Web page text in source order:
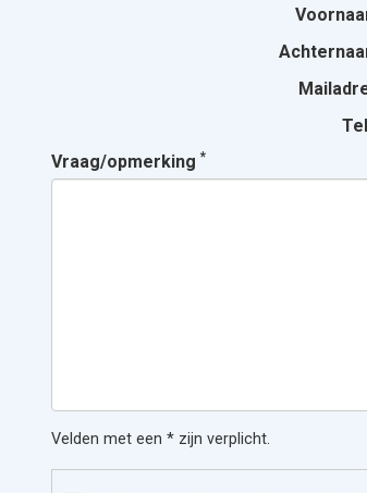
Vraag/opmerking*
Velden met een * zijn verplicht.